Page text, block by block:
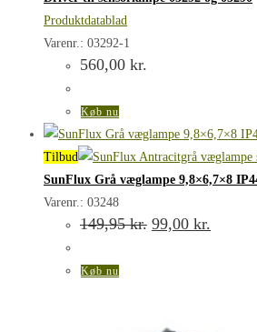
Produktdatablad
Varenr.: 03292-1
560,00 kr.
Køb nu
Tilbud
SunFlux Grå væglampe 9,8×6,7×8
Varenr.: 03248
149,95kr. Den
oprindelige
99,00 kr.
Køb nu